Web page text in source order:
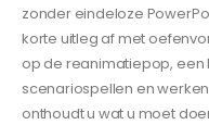
zonder eindeloze
korte uitleg af met
op de reanimatiepop, een
scenariospellen en
onthoudt u wat u moet